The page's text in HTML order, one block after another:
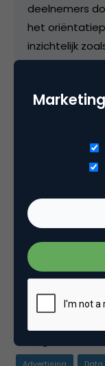
deelnemers
het
inzichtelijk
welke
gezien als
Wie wordt
gezien als
grootste
een voorkeur
uiteindelijk
is de grootste,
het web?
Categorie
Advertising